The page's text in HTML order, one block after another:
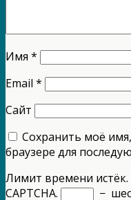
Имя *
Email *
Сайт
Сохранить моё
браузере для
Лимит времени истёк.
CAPTCHA.
−